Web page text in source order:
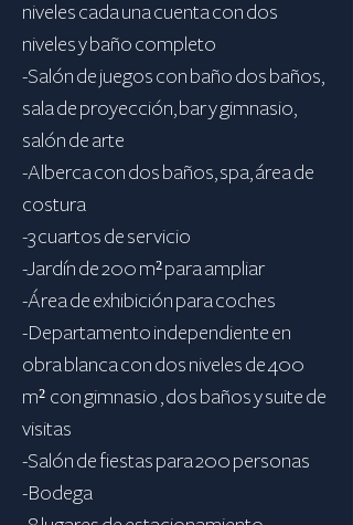
niveles cada una cuenta con dos
niveles y baño completo
-Salón de juegos con baño dos baños,
sala de proyección, bar y gimnasio,
salón de arte
-Alberca con dos baños, spa, área de
costura
-3 cuartos de servicio
-Jardín de 200 m² para ampliar
-Área de exhibición para coches
-Departamento independiente en
obra blanca con dos niveles de 400
m² con gimnasio , dos baños y suite de
visitas
-Salón de fiestas para 200 personas
-Bodega